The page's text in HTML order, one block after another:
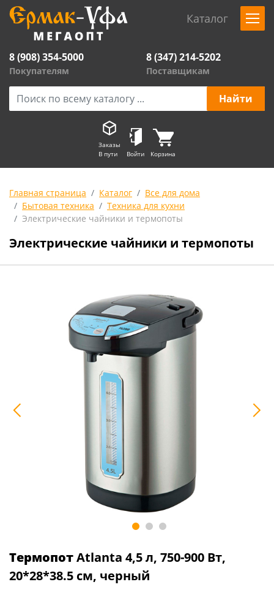
Каталог
8 (908) 354-5000
Покупателям
8 (347) 214-5202
Поставщикам
Заказы
В пути
Войти Корзина
Главная страница Каталог
Все для дома
Бытовая техника
Техника для кухни
Электрические чайники и термопоты
Электрические чайники и термопоты
ТермопотAtlanta 4,5 л, 750-900 Вт,
20*28*38.5 см, черный